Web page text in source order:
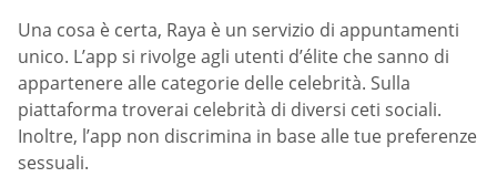
Una cosa è certa, Raya è un servizio di appuntamenti
unico. L’app si rivolge agli utenti d’élite che sanno di
appartenere alle categorie delle celebrità. Sulla
piattaforma troverai celebrità di diversi ceti sociali.
Inoltre, l’app non discrimina in base alle tue preferenze
sessuali.